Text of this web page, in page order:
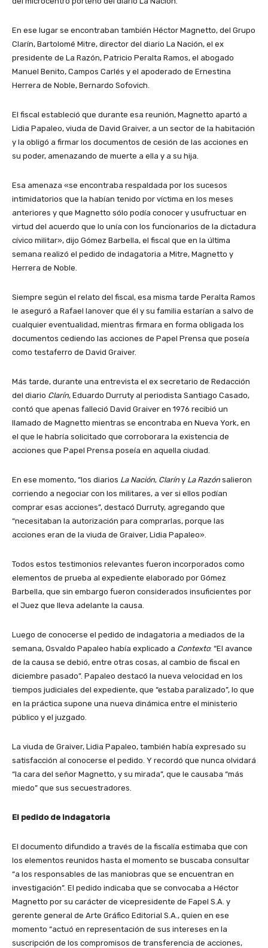
En ese lugar se encontraban también Héctor Magnetto, del Grupo
Clarín, Bartolomé Mitre, director del diario La Nación, el ex
presidente de La Razón, Patricio Peralta Ramos, el abogado
Manuel Benito, Campos Carlés y el apoderado de Ernestina
Herrera de Noble, Bernardo Sofovich.
El fiscal estableció que durante esa reunión, Magnetto apartó a
Lidia Papaleo, viuda de David Graiver, a un sector de la habitación
y la obligó a firmar los documentos de cesión de las acciones en
su poder, amenazando de muerte a ella y a su hija.
Esa amenaza «se encontraba respaldada por los sucesos
intimidatorios que la habían tenido por víctima en los meses
anteriores y que Magnetto sólo podía conocer y usufructuar en
virtud del acuerdo que lo unía con los funcionarios de la dictadura
cívico militar», dijo Gómez Barbella, el fiscal que en la última
semana realizó el pedido de indagatoria a Mitre, Magnetto y
Herrera de Noble.
Siempre según el relato del fiscal, esa misma tarde Peralta Ramos
le aseguró a Rafael Ianover que él y su familia estarían a salvo de
cualquier eventualidad, mientras firmara en forma obligada los
documentos cediendo las acciones de Papel Prensa que poseía
como testaferro de David Graiver.
Más tarde, durante una entrevista el ex secretario de Redacción
del diario Clarín, Eduardo Durruty al periodista Santiago Casado,
contó que apenas falleció David Graiver en 1976 recibió un
llamado de Magnetto mientras se encontraba en Nueva York, en
el que le habría solicitado que corroborara la existencia de
acciones que Papel Prensa poseía en aquella ciudad.
En ese momento, “los diarios La Nación, Clarín y La Razón salieron
corriendo a negociar con los militares, a ver si ellos podían
comprar esas acciones”, destacó Durruty, agregando que
“necesitaban la autorización para comprarlas, porque las
acciones eran de la viuda de Graiver, Lidia Papaleo».
Todos estos testimonios relevantes fueron incorporados como
elementos de prueba al expediente elaborado por Gómez
Barbella, que sin embargo fueron considerados insuficientes por
el Juez que lleva adelante la causa.
Luego de conocerse el pedido de indagatoria a mediados de la
semana, Osvaldo Papaleo había explicado a Contexto: “El avance
de la causa se debió, entre otras cosas, al cambio de fiscal en
diciembre pasado”. Papaleo destacó la nueva velocidad en los
tiempos judiciales del expediente, que “estaba paralizado”, lo que
en la práctica supone una nueva dinámica entre el ministerio
público y el juzgado.
La viuda de Graiver, Lidia Papaleo, también había expresado su
satisfacción al conocerse el pedido. Y recordó que nunca olvidará
“la cara del señor Magnetto, y su mirada”, que le causaba “más
miedo” que sus secuestradores.
El pedido de indagatoria
El documento difundido a través de la fiscalía estimaba que con
los elementos reunidos hasta el momento se buscaba consultar
“a los responsables de las maniobras que se encuentran en
investigación”. El pedido indicaba que se convocaba a Héctor
Magnetto por su carácter de vicepresidente de Fapel S.A. y
gerente general de Arte Gráfico Editorial S.A., quien en ese
momento “actuó en representación de sus intereses en la
suscripción de los compromisos de transferencia de acciones,